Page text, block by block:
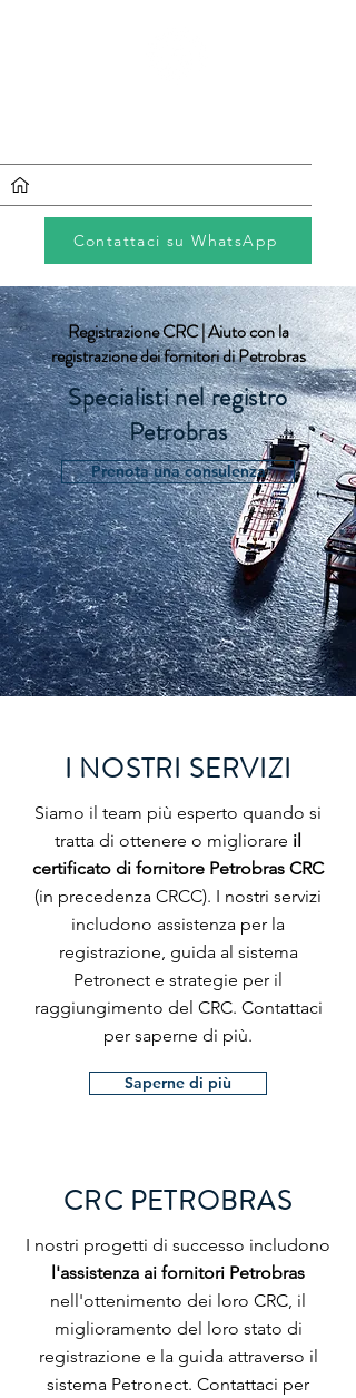
Contattaci su WhatsApp
Registrazione CRC | Aiuto con la
registrazione dei fornitori di Petrobras
Specialisti nel registro
Petrobras
Prenota una consulenza
I NOSTRI SERVIZI
Siamo il team più esperto quando si
tratta di ottenere o migliorare il
certificato di fornitore Petrobras CRC
(in precedenza CRCC). I nostri servizi
includono assistenza per la
registrazione, guida al sistema
Petronect e strategie per il
raggiungimento del CRC. Contattaci
per saperne di più.
Saperne di più
CRC PETROBRAS
I nostri progetti di successo includono
l'assistenza ai fornitori Petrobras
nell'ottenimento dei loro CRC, il
miglioramento del loro stato di
registrazione e la guida attraverso il
sistema Petronect. Contattaci per